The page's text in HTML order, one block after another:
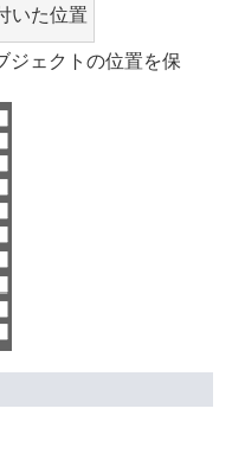
いた位置
ェクトの位置を保